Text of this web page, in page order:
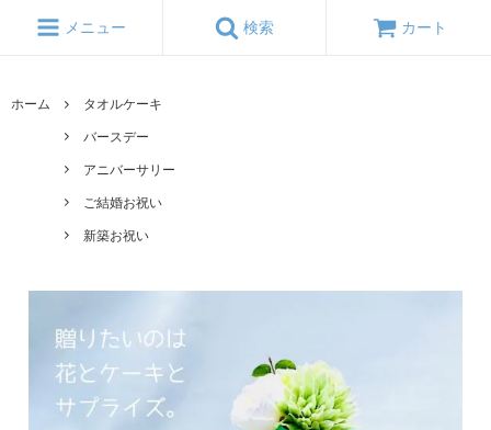
メニュー 検索 カート
ホーム
タオルケーキ
バースデー
アニバーサリー
ご結婚お祝い
新築お祝い